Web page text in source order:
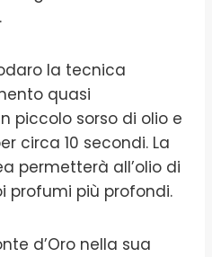
la tecnica
quasi
piccolo sorso di olio e
circa 10 secondi. La
permetterà all’olio di
profumi più profondi.
d’Oro nella sua